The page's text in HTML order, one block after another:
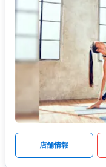
店舗情報